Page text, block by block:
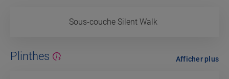
Sous-couche Silent Walk
Plinthes Afficher plus